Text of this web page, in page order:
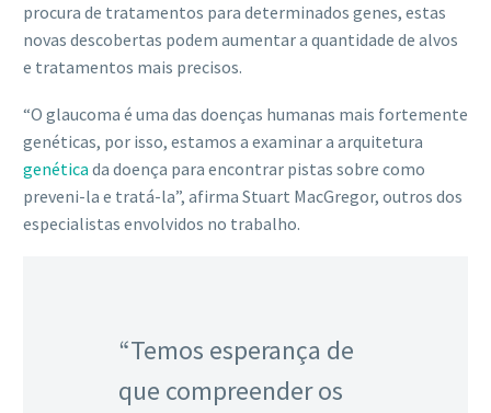
procura de tratamentos para determinados genes, estas
novas descobertas podem aumentar a quantidade de alvos
e tratamentos mais precisos.
“O glaucoma é uma das doenças humanas mais fortemente
genéticas, por isso, estamos a examinar a arquitetura
genética da doença para encontrar pistas sobre como
preveni-la e tratá-la”, afirma Stuart MacGregor, outros dos
especialistas envolvidos no trabalho.
“Temos esperança de
que compreender os